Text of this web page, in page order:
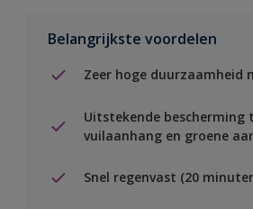
Belangrijkste voordelen
Zeer hoge duurzaamheid
Uitstekende bescherming
vuilaanhang en groene
Snel regenvast (20